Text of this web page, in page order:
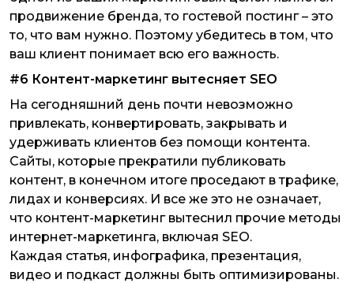
продвижение бренда, то гостевой постинг – это
то, что вам нужно. Поэтому убедитесь в том, что
ваш клиент понимает всю его важность.
#6 Контент-маркетинг вытесняет SEO
На сегодняшний день почти невозможно
привлекать, конвертировать, закрывать и
удерживать клиентов без помощи контента.
Сайты, которые прекратили публиковать
контент, в конечном итоге проседают в трафике,
лидах и конверсиях. И все же это не означает,
что контент-маркетинг вытеснил прочие методы
интернет-маркетинга, включая SEO.
Каждая статья, инфографика, презентация,
видео и подкаст должны быть оптимизированы.